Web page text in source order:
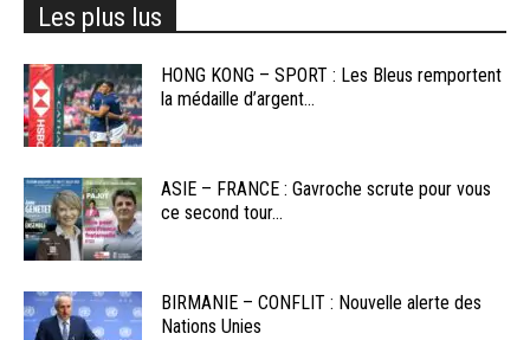
Les plus lus
HONG KONG – SPORT : Les Bleus remportent
la médaille d’argent...
ASIE – FRANCE : Gavroche scrute pour vous
ce second tour...
BIRMANIE – CONFLIT : Nouvelle alerte des
Nations Unies